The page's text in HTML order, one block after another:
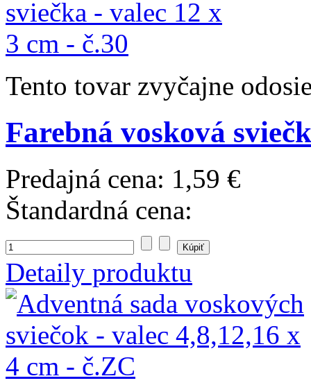
Tento tovar zvyčajne
Farebná vosková
Predajná cena: 1,59 €
Štandardná cena:
Detaily produktu